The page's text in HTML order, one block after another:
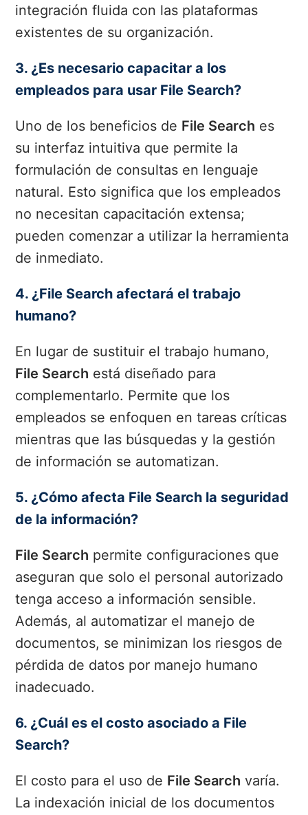
integración fluida con las plataformas
existentes de su organización.
3. ¿Es necesario capacitar a los
empleados para usar File Search?
Uno de los beneficios de File Search es
su interfaz intuitiva que permite la
formulación de consultas en lenguaje
natural. Esto significa que los empleados
no necesitan capacitación extensa;
pueden comenzar a utilizar la herramienta
de inmediato.
4. ¿File Search afectará el trabajo
humano?
En lugar de sustituir el trabajo humano,
File Search está diseñado para
complementarlo. Permite que los
empleados se enfoquen en tareas críticas
mientras que las búsquedas y la gestión
de información se automatizan.
5. ¿Cómo afecta File Search la seguridad
de la información?
File Search permite configuraciones que
aseguran que solo el personal autorizado
tenga acceso a información sensible.
Además, al automatizar el manejo de
documentos, se minimizan los riesgos de
pérdida de datos por manejo humano
inadecuado.
6. ¿Cuál es el costo asociado a File
Search?
El costo para el uso de File Search varía.
La indexación inicial de los documentos